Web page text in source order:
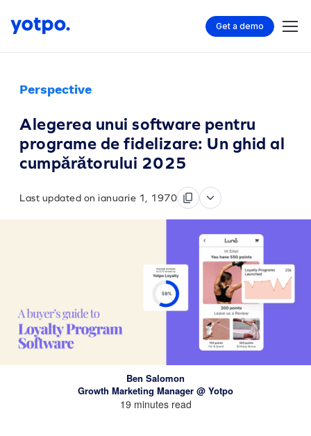
Get a demo
Perspective
Alegerea unui software pentru
programe de fidelizare: Un ghid al
cumpărătorului 2025
Last updated on ianuarie 1, 1970
Ben Salomon
Growth Marketing Manager @ Yotpo
19 minutes read